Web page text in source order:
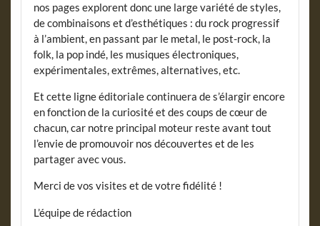
nos pages explorent donc une large variété de styles,
de combinaisons et d’esthétiques : du rock progressif
à l’ambient, en passant par le metal, le post-rock, la
folk, la pop indé, les musiques électroniques,
expérimentales, extrêmes, alternatives, etc.
Et cette ligne éditoriale continuera de s’élargir encore
en fonction de la curiosité et des coups de cœur de
chacun, car notre principal moteur reste avant tout
l’envie de promouvoir nos découvertes et de les
partager avec vous.
Merci de vos visites et de votre fidélité !
L’équipe de rédaction